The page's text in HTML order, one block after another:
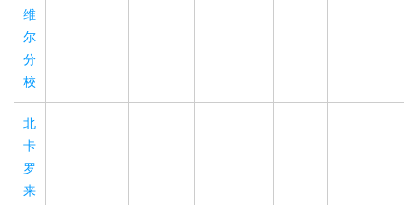
维
尔
分
校
北
卡
罗
来